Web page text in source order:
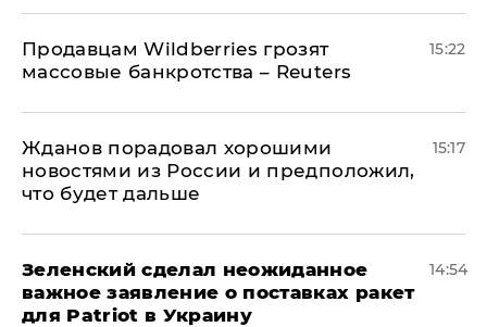
Продавцам Wildberries грозят
массовые банкротства – Reuters
15:22
Жданов порадовал хорошими
новостями из России и предположил,
что будет дальше
15:17
Зеленский сделал неожиданное
важное заявление о поставках ракет
для Patriot в Украину
14:54